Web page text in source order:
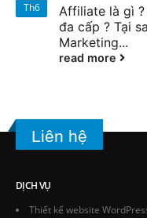
Th6
Affiliate là gì
đa cấp ? Tại
Marketing...
read more
Liên hệ
DỊCH VỤ
Thiết kế website